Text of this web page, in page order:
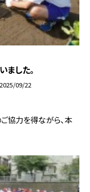
ました。
2025/09/22
協力を得ながら、本